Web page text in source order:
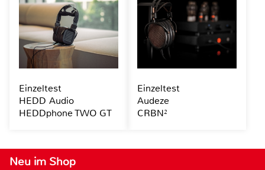
Neu im Shop
Einzeltest
HEDD Audio
HEDDphone TWO GT
Einzeltest
Audeze
CRBN²